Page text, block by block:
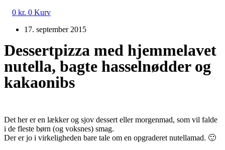
0 kr. 0 Kurv
17. september 2015
Dessertpizza med hjemmelavet
nutella, bagte hasselnødder og
kakaonibs
Det her er en lækker og sjov dessert eller morgenmad, som vil falde
i de fleste børn (og voksnes) smag.
Der er jo i virkeligheden bare tale om en opgraderet nutellamad. 🙂